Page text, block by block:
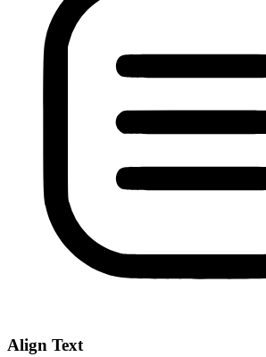
Align Text